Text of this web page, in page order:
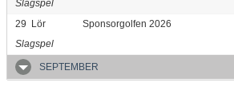
Slagspel
29 Lör
Sponsorgolfen 2026
Slagspel
SEPTEMBER